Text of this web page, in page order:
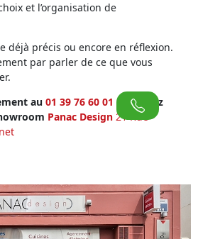
et l’organisation de
déjà précis ou encore en réflexion.
par parler de ce que vous
au 01 39 76 60 01 ou venez
Panac Design 21 Rue